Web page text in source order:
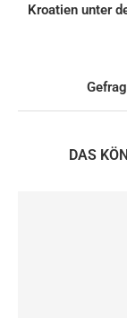
Kroatien unter
DAS